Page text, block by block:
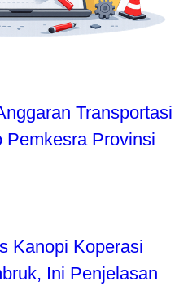
Transportasi
Pemkesra Provinsi
Kanopi Koperasi
Ini Penjelasan